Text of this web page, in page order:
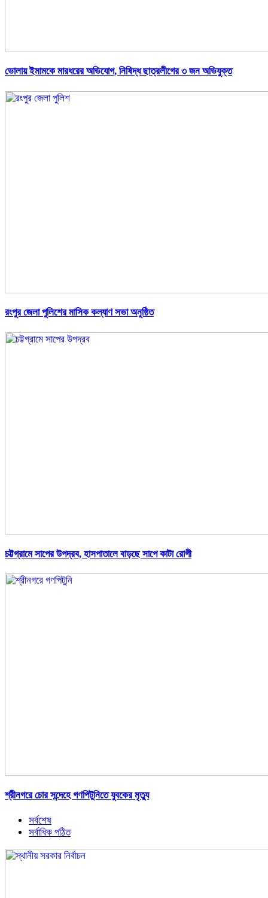
ভোলায় ইমামকে মারধরের অভিযোগ, নিষিদ্ধ ছাত্রলীগের ৩ জন অভিযুক্ত
রংপুর জেলা পুলিশের মাসিক কল্যাণ সভা অনুষ্ঠিত
চট্টগ্রামে সাপের উপদ্রব, হাসপাতালে বাড়ছে সাপে কাটা রোগী
শ্রীনগরে চোর সন্দেহে গণপিটুনিতে যুবকের মৃত্যু
সর্বশেষ
সর্বাধিক পঠিত